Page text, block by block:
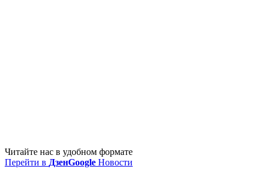
Читайте нас в удобном формате
Перейти в ДзенGoogle Новости